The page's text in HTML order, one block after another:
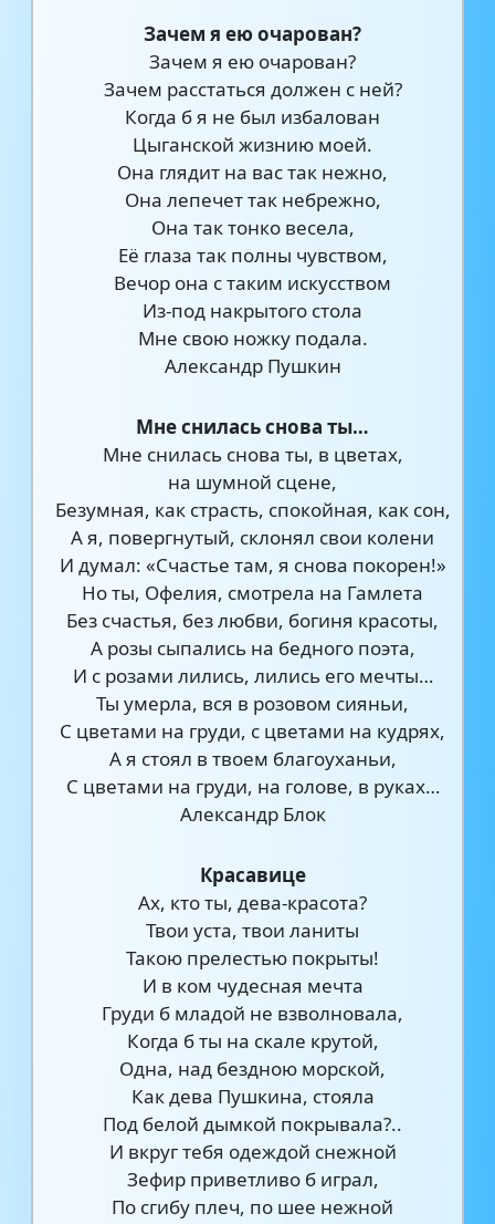
Зачем я ею очарован?
Зачем я ею очарован?
Зачем расстаться должен с ней?
Когда б я не был избалован
Цыганской жизнию моей.
Она глядит на вас так нежно,
Она лепечет так небрежно,
Она так тонко весела,
Её глаза так полны чувством,
Вечор она с таким искусством
Из-под накрытого стола
Мне свою ножку подала.
Александр Пушкин
Мне снилась снова ты…
Мне снилась снова ты, в цветах,
на шумной сцене,
Безумная, как страсть, спокойная, как сон,
А я, повергнутый, склонял свои колени
И думал: «Счастье там, я снова покорен!»
Но ты, Офелия, смотрела на Гамлета
Без счастья, без любви, богиня красоты,
А розы сыпались на бедного поэта,
И с розами лились, лились его мечты…
Ты умерла, вся в розовом сияньи,
С цветами на груди, с цветами на кудрях,
А я стоял в твоем благоуханьи,
С цветами на груди, на голове, в руках…
Александр Блок
Красавице
Ах, кто ты, дева-красота?
Твои уста, твои ланиты
Такою прелестью покрыты!
И в ком чудесная мечта
Груди б младой не взволновала,
Когда б ты на скале крутой,
Одна, над бездною морской,
Как дева Пушкина, стояла
Под белой дымкой покрывала?..
И вкруг тебя одеждой снежной
Зефир приветливо б играл,
По сгибу плеч, по шее нежной